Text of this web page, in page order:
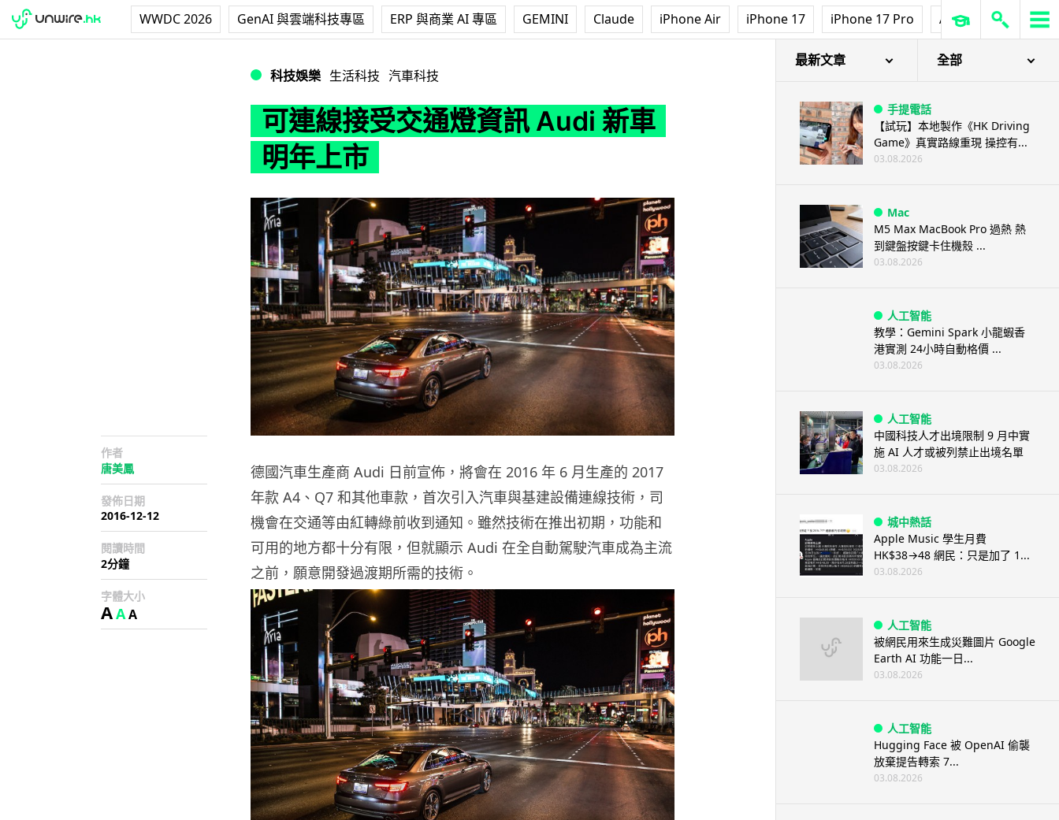
WWDC 2026 GenAI 與雲端科技專區 ERP 與商業 AI 專區 GEMINI Claude iPhone Air iPhone 17 iPhone 17 Pro AirPods Pro 3
科技娛樂 生活科技 汽車科技
可連線接受交通燈資訊 Audi 新車
明年上市
作者
唐美鳳
發佈日期
2016-12-12
閱讀時間
2分鐘
字體大小
AAA
德國汽車生產商 Audi 日前宣佈，將會在 2016 年 6 月生產的 2017
年款 A4、Q7 和其他車款，首次引入汽車與基建設備連線技術，司
機會在交通等由紅轉綠前收到通知。雖然技術在推出初期，功能和
可用的地方都十分有限，但就顯示 Audi 在全自動駕駛汽車成為主流
之前，願意開發過渡期所需的技術。
最新文章 全部
手提電話
【試玩】本地製作《HK Driving
Game》真實路線重現 操控有...
03.08.2026
Mac
M5 Max MacBook Pro 過熱 熱
到鍵盤按鍵卡住機殼 ...
03.08.2026
人工智能
教學：Gemini Spark 小龍蝦香
港實測 24小時自動格價 ...
03.08.2026
人工智能
中國科技人才出境限制 9 月中實
施 AI 人才或被列禁止出境名單
03.08.2026
城中熱話
Apple Music 學生月費
HK$38→48 網民：只是加了 1...
03.08.2026
人工智能
被網民用來生成災難圖片 Google
Earth AI 功能一日...
03.08.2026
人工智能
Hugging Face 被 OpenAI 偷襲
放棄提告轉索 7...
03.08.2026